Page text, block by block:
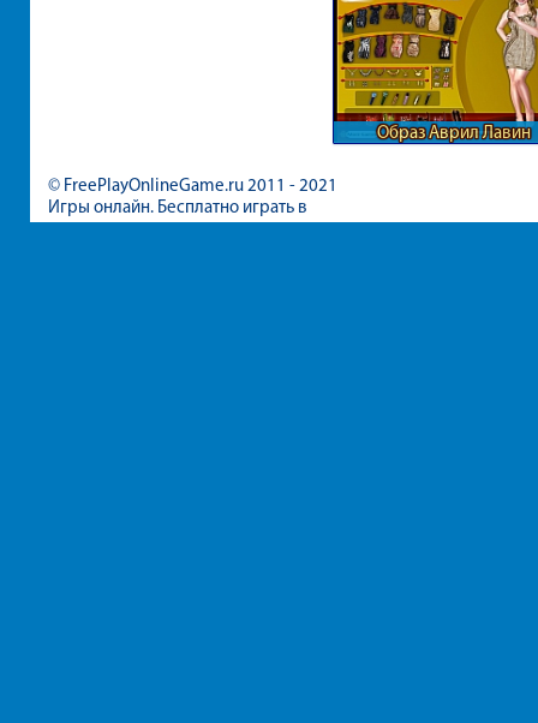
Образ Аврил Лавин
© FreePlayOnlineGame.ru 2011 - 2021
Игры онлайн. Бесплатно играть в
игры для девочек и мальчиков